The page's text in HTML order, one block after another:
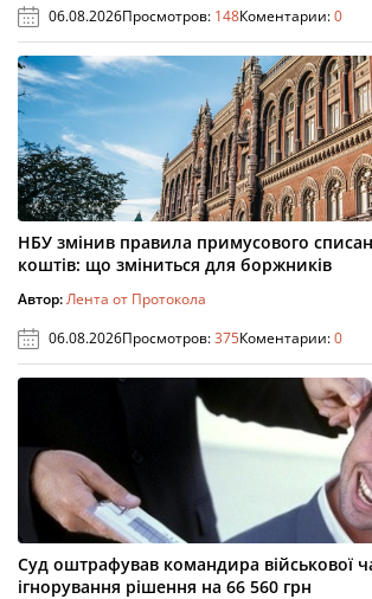
06.08.2026Просмотров: 148Коментарии:0
НБУ змінив правила примусового
коштів: що зміниться для боржників
Автор:Лента от Протокола
06.08.2026Просмотров:375Коментарии:0
Суд оштрафував командира військової
ігнорування рішення на 66 560 грн